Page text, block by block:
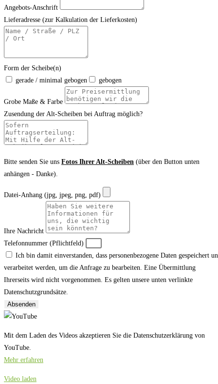
Angebots-Anschrift
Lieferadresse (zur Kalkulation der Lieferkosten)
Form der Scheibe(n)
gerade / minimal gebogen
gebogen
Grobe Maße & Farbe
Zusendung der Alt-Scheiben bei Auftrag möglich?
Bitte senden Sie uns Fotos Ihrer Alt-Scheiben (über den Button unten
anhängen - Danke).
Datei-Anhang (jpg, jpeg, png, pdf)
Ihre Nachricht
Telefonnummer (Pflichtfeld)
Ich bin damit einverstanden, dass personenbezogene Daten gespeichert
verarbeitet werden, um die Anfrage zu bearbeiten. Eine Übermittlung
Ihrerseits wird nicht vorgenommen. Es gelten unsere unten verlinkte
Datenschutzgrundsätze.
Absenden
Mit dem Laden des Videos akzeptieren Sie die Datenschutzerklärung von
YouTube.
Mehr erfahren
Video laden